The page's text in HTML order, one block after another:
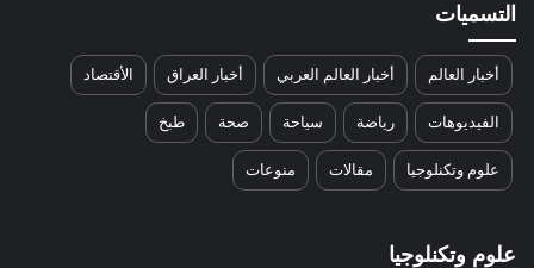
التسميات
أخبار العالم أخبار العالم العربي أخبار العراق الأقتصاد
الفيديوهات رياضة سياحة صحة طبخ
علوم وتكنلوجيا مقالات منوعات
علوم وتكنلوجيا